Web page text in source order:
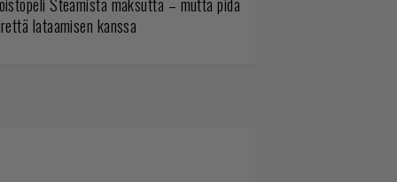
lataamisen kanssa